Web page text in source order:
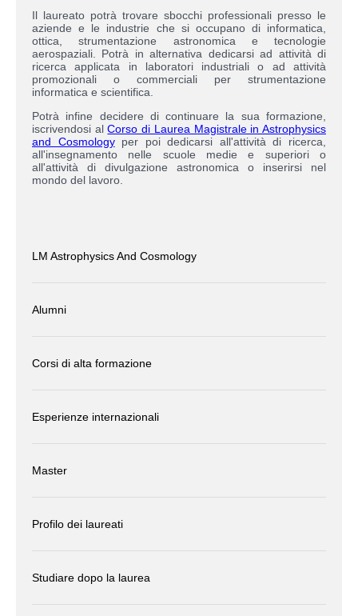
Il laureato potrà trovare sbocchi professionali presso le
aziende e le industrie che si occupano di informatica,
ottica, strumentazione astronomica e tecnologie
aerospaziali. Potrà in alternativa dedicarsi ad attività di
ricerca applicata in laboratori industriali o ad attività
promozionali o commerciali per strumentazione
informatica e scientifica.
Potrà infine decidere di continuare la sua formazione,
iscrivendosi alCorso di Laurea Magistrale in Astrophysics
and Cosmologyper poi dedicarsi all'attività di ricerca,
all'insegnamento nelle scuole medie e superiori o
all'attività di divulgazione astronomica o inserirsi nel
mondo del lavoro.
LM Astrophysics And Cosmology
Alumni
Corsi di alta formazione
Esperienze internazionali
Master
Profilo dei laureati
Studiare dopo la laurea